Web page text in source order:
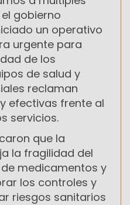
gobierno
un operativo
urgente para
de los
de salud y
reclaman
efectivas frente al
servicios.
que la
la fragilidad del
medicamentos y
los controles y
riesgos sanitarios